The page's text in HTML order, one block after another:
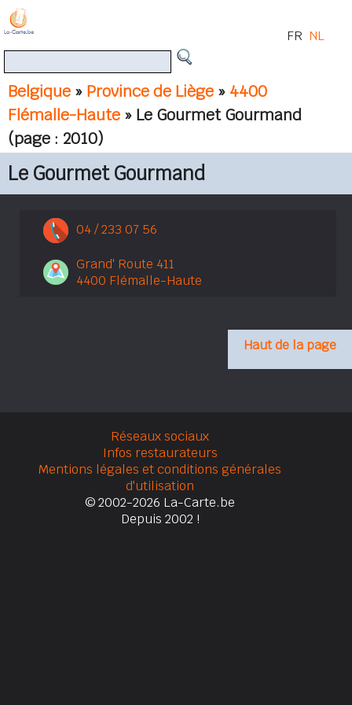
Belgique » Province de Liège » 4400
Flémalle-Haute » Le Gourmet Gourmand
(page : 2010)
FR NL
Le Gourmet Gourmand
04 / 233 07 56
Grand' Route 411
4400 Flémalle-Haute
Haut de la page
Réseaux sociaux
Infos restaurateurs
Mentions légales et conditions générales
d'utilisation
© 2002-2026 La-Carte.be
Depuis 2002 !